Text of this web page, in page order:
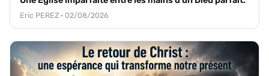
Eric PEREZ · 02/08/2026